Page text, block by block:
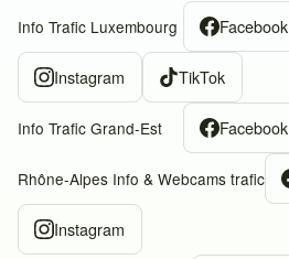
Info Trafic Luxembourg Facebook
Instagram TikTok
Info Trafic Grand-Est Facebook
Rhône-Alpes Info & Webcams trafic
Instagram